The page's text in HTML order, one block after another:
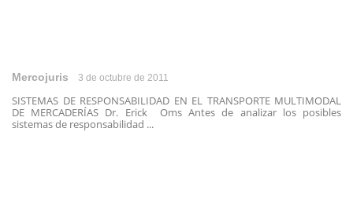
Mercojuris 3 de octubre de 2011
SISTEMAS DE RESPONSABILIDAD EN EL TRANSPORTE MULTIMODAL
DE MERCADERÍAS Dr. Erick Oms Antes de analizar los posibles
sistemas de responsabilidad ...